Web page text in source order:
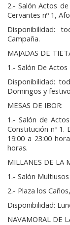
2.- Salón Actos
Cervantes nº 1,
Disponibilidad:
Campaña.
MAJADAS DE
1.- Salón De Actos
Disponibilidad:
Domingos y
MESAS DE IBOR:
1.- Salón de
Constitución nº 1.
19:00 a 23:00
horas.
MILLANES DE LA
1.- Salón
2.- Plaza los
Disponibilidad:
NAVAMORAL DE